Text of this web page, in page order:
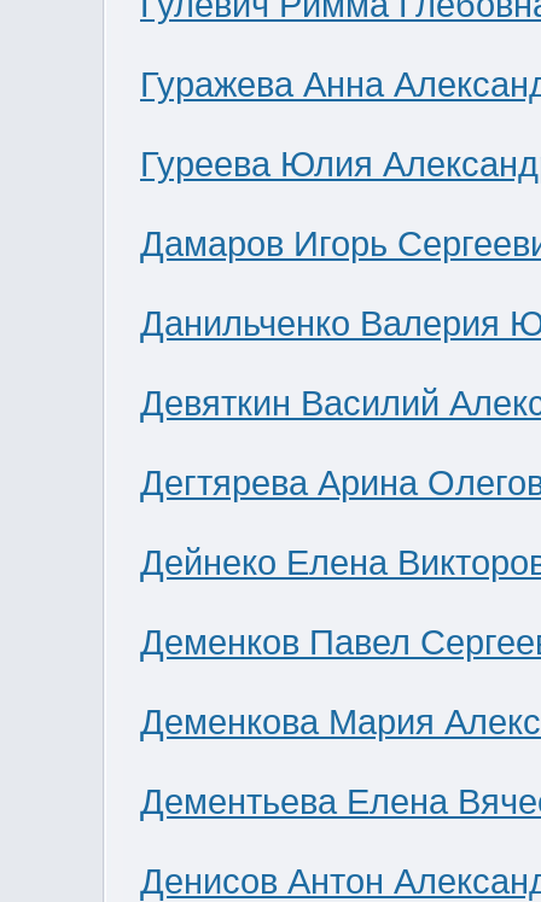
Гуражева Анна
Гуреева Юлия
Дамаров Игорь
Данильченко Валерия
Девяткин Василий
Дегтярева Арина
Дейнеко Елена
Деменков Павел
Деменкова Мария
Дементьева Елена
Денисов Антон